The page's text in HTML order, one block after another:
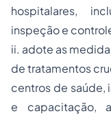
hospitalares,
inspeção e
ii. adote as
de tratamentos
centros de saúde,
e capacitação,